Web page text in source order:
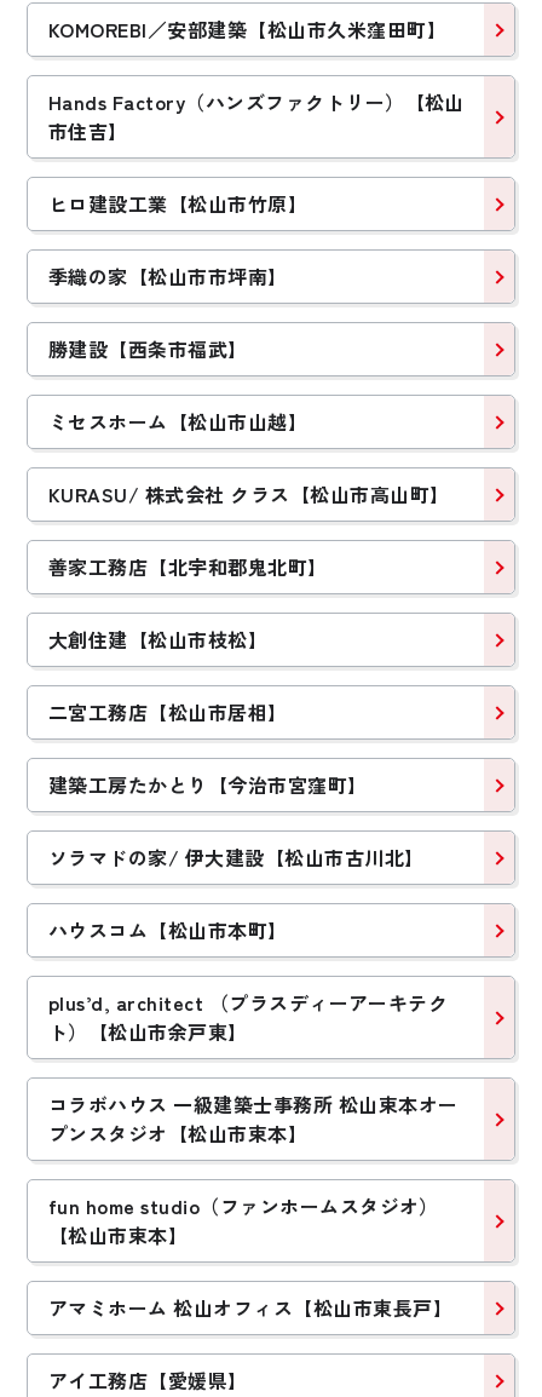
KOMOREBI／安部建築【松山市久米窪田町】
Hands Factory（ハンズファクトリー）【松山
市住吉】
ヒロ建設工業【松山市竹原】
季織の家【松山市市坪南】
勝建設【西条市福武】
ミセスホーム【松山市山越】
KURASU/ 株式会社 クラス【松山市高山町】
善家工務店【北宇和郡鬼北町】
大創住建【松山市枝松】
二宮工務店【松山市居相】
建築工房たかとり【今治市宮窪町】
ソラマドの家/ 伊大建設【松山市古川北】
ハウスコム【松山市本町】
plus’d, architect （プラスディーアーキテク
ト）【松山市余戸東】
コラボハウス 一級建築士事務所 松山束本オー
プンスタジオ【松山市束本】
fun home studio（ファンホームスタジオ）
【松山市束本】
アマミホーム 松山オフィス【松山市東長戸】
アイ工務店【愛媛県】